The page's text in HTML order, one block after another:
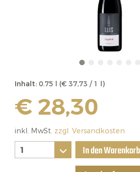
Inhalt: 0.75 l (€ 37,73 / 1 l)
€ 28,30
inkl. MwSt. zzgl. Versandkosten
In den Warenkorb